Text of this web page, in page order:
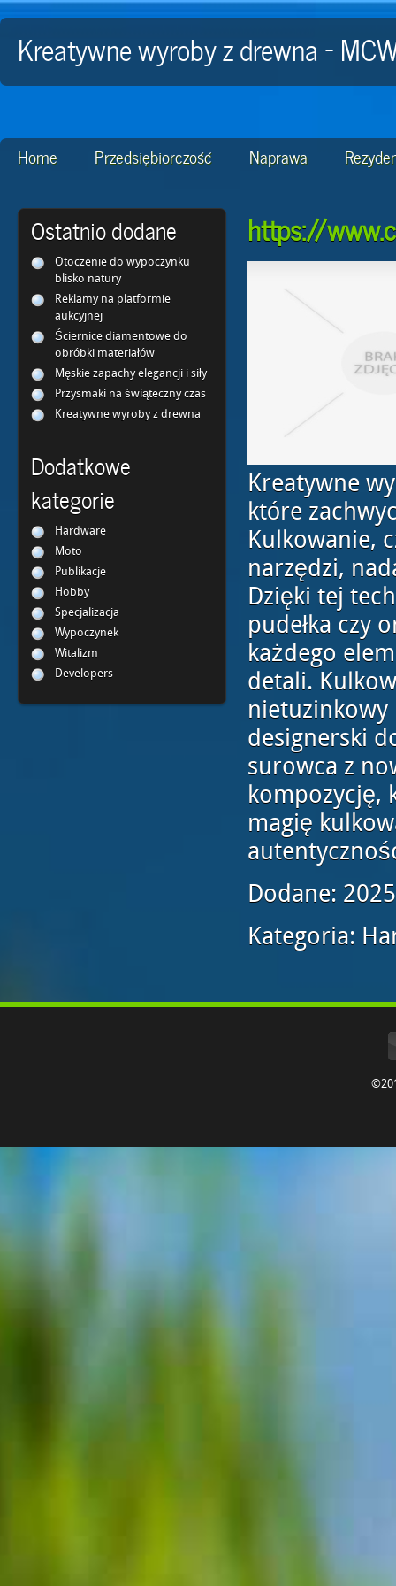
Kreatywne wyroby z drewna -
Home Przedsiębiorczość Naprawa
Ostatnio dodane
Otoczenie do wypoczynku
blisko natury
Reklamy na platformie
aukcyjnej
Ściernice diamentowe do
obróbki materiałów
Męskie zapachy elegancji i siły
Przysmaki na świąteczny czas
Kreatywne wyroby z drewna
Dodatkowe
kategorie
Hardware
Moto
Publikacje
Hobby
Specjalizacja
Wypoczynek
Witalizm
Developers
https://
Kreatywne
które
Kulkowanie,
narzędzi,
Dzięki tej
pudełka czy
każdego
detali.
nietuzinkowy
designerski
surowca z
kompozycję,
magię
Dodane:
Kategoria: